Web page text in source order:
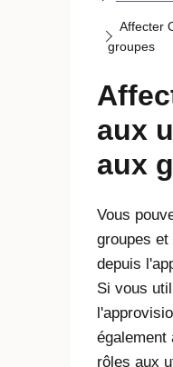
Affecter
groupes
aux
aux
Vous
groupes
depuis
Si vous
également
rôles aux